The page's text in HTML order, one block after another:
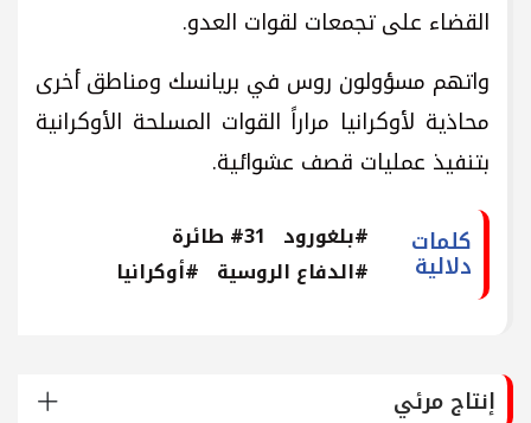
القضاء على تجمعات لقوات العدو.
واتهم مسؤولون روس في بريانسك ومناطق أخرى
محاذية لأوكرانيا مراراً القوات المسلحة الأوكرانية
بتنفيذ عمليات قصف عشوائية.
كلمات
دلالية
#بلغورود #31 طائرة
#الدفاع الروسية #أوكرانيا
إنتاج مرئي